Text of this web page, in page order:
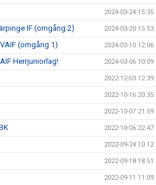
2024-03-24 15:35
IF (omgång 2) 2024-03-20 15:53
(omgång 1) 2024-03-10 12:06
Herrjuniorlag! 2024-03-06 10:09
2022-12-03 12:39
2022-10-16 20:35
2022-10-07 21:59
2022-10-06 22:47
2022-09-24 10:12
2022-09-18 18:51
2022-09-11 11:09